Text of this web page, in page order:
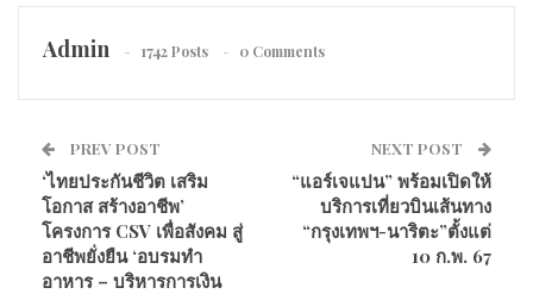
ยูน ปัณพัท เตชเมธากุล ศิลปินและดีไซน์เนอร์ที่สร้างผลงานให้
เป็นที่รู้จักในระดับโลก สายรุ้งคือความหวังและเป็นแรง
บันดาลใจที่เธอสร้าง RainbowSue NFT Art โปรเจคแรกที่จะใช้
Web 3 หรือ ดิจิทัล อาร์ตพางานศิลปะของไทยไปสู่ระดับโลก
ให้มากขึ้น
Admin 1742 Posts 0 Comments
PREV POST
‘ไทยประกันชีวิต เสริม
โอกาส สร้างอาชีพ’
โครงการ CSV เพื่อสังคม สู่
อาชีพยั่งยืน ‘อบรมทำ
อาหาร – บริหารการเงิน
NEXT POST
“แอร์เจแปน” พร้อมเปิดให้
บริการเที่ยวบินเส้นทาง
“กรุงเทพฯ-นาริตะ”ตั้งแต่
10 ก.พ. 67